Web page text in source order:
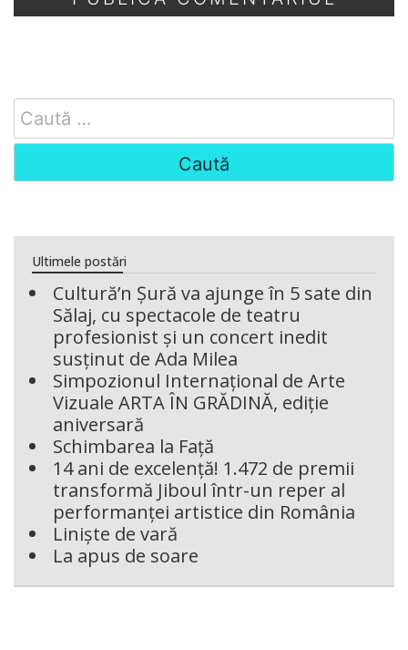
Search
for:
Ultimele postări
Cultură’n Șură va ajunge în 5 sate din
Sălaj, cu spectacole de teatru
profesionist și un concert inedit
susținut de Ada Milea
Simpozionul Internațional de Arte
Vizuale ARTA ÎN GRĂDINĂ, ediție
aniversară
Schimbarea la Față
14 ani de excelență! 1.472 de premii
transformă Jiboul într-un reper al
performanței artistice din România
Liniște de vară
La apus de soare